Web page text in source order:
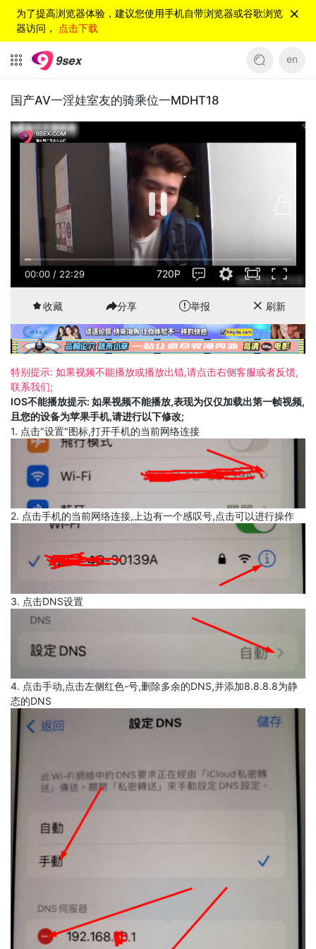
为了提高浏览器体验，建议您使用手机自带浏览器或谷歌浏览
器访问， 点击下载
en
国产AV一淫娃室友的骑乘位一MDHT18
00:00 / 22:29 720P
收藏 分享 举报 刷新
特别提示: 如果视频不能播放或播放出错,请点击右侧客服或者反馈,
联系我们;
IOS不能播放提示: 如果视频不能播放,表现为仅仅加载出第一帧视频,
且您的设备为苹果手机,请进行以下修改;
1. 点击"设置"图标,打开手机的当前网络连接
2. 点击手机的当前网络连接,上边有一个感叹号,点击可以进行操作
3. 点击DNS设置
4. 点击手动,点击左侧红色-号,删除多余的DNS,并添加8.8.8.8为静
态的DNS